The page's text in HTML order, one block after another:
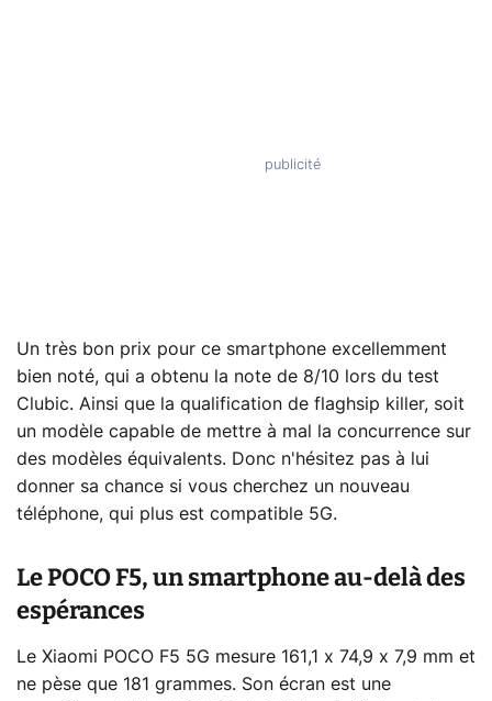
Un très bon prix pour ce smartphone excellemment
bien noté, qui a obtenu la note de 8/10 lors du test
Clubic. Ainsi que la qualification de flaghsip killer, soit
un modèle capable de mettre à mal la concurrence sur
des modèles équivalents. Donc n'hésitez pas à lui
donner sa chance si vous cherchez un nouveau
téléphone, qui plus est compatible 5G.
Le POCO F5, un smartphone au-delà des
espérances
Le Xiaomi POCO F5 5G mesure 161,1 x 74,9 x 7,9 mm et
ne pèse que 181 grammes. Son écran est une